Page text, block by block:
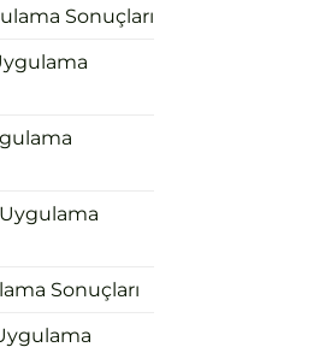
Sonuçları
Sonuçları